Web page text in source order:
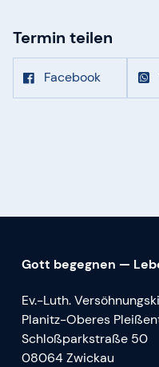
Termin teilen
Facebook
Gott begegnen —
Ev.-Luth.
Planitz-Oberes
Schloßparkstraße 50
08064 Zwickau